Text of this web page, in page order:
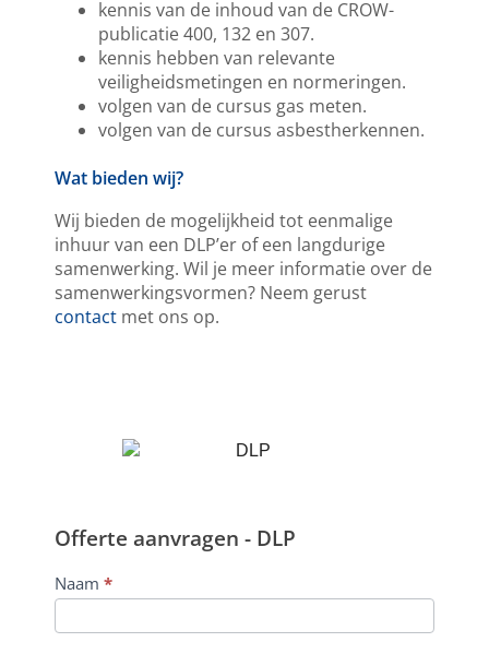
kennis van de inhoud van de CROW-
publicatie 400, 132 en 307.
kennis hebben van relevante
veiligheidsmetingen en normeringen.
volgen van de cursus gas meten.
volgen van de cursus asbestherkennen.
Wat bieden wij?
Wij bieden de mogelijkheid tot eenmalige
inhuur van een DLP’er of een langdurige
samenwerking. Wil je meer informatie over de
samenwerkingsvormen? Neem gerust
contact met ons op.
Offerte aanvragen - DLP
Offerte
aanvragen
-
Naam *